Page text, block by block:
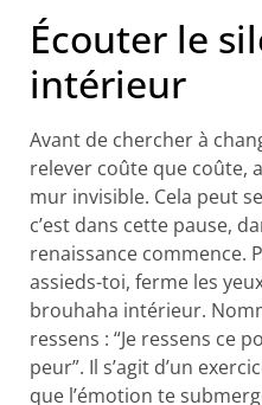
Écouter le
intérieur
Avant de chercher à
relever coûte que coûte,
mur invisible. Cela peut
c’est dans cette pause,
renaissance commence.
assieds-toi, ferme les
brouhaha intérieur.
ressens : “Je ressens ce
peur”. Il s’agit d’un
que l’émotion te